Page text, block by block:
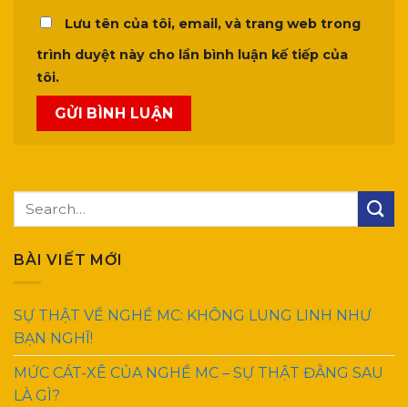
Lưu tên của tôi, email, và trang web trong
trình duyệt này cho lần bình luận kế tiếp của
tôi.
BÀI VIẾT MỚI
SỰ THẬT VỀ NGHỀ MC: KHÔNG LUNG LINH NHƯ
BẠN NGHĨ!
MỨC CÁT-XÊ CỦA NGHỀ MC – SỰ THẬT ĐẰNG SAU
LÀ GÌ?